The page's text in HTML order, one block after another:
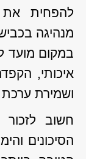
להפחית את
מנהיגה
במקום מועד
איכותי,
ושמירת
חשוב
הסיכונים